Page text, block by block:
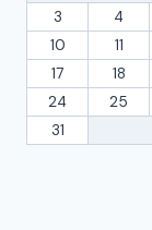
3
4
10
11
17
18
24
25
31